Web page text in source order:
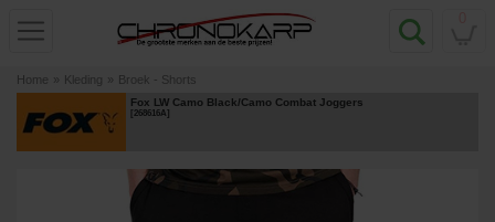
Home » Kleding » Broek - Shorts
Fox LW Camo Black/Camo Combat Joggers
[268616A]